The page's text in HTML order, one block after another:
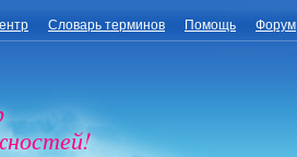
Словарь терминов Помощь Форум